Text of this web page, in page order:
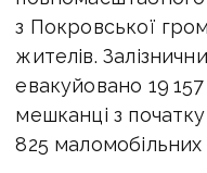
з Покровської
жителів.
евакуйовано 19
мешканці з
825 маломобільних